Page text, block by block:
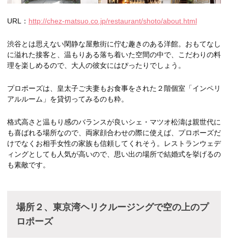
URL： http://chez-matsuo.co.jp/restaurant/shoto/about.html
渋谷とは思えない閑静な屋敷街に佇む趣きのある洋館。おもてなし
に溢れた接客と、温もりある落ち着いた空間の中で、こだわりの料
理を楽しめるので、大人の彼女にはぴったりでしょう。
プロポーズは、皇太子ご夫妻もお食事をされた２階個室「インペリ
アルルーム」を貸切ってみるのも粋。
格式高さと温もり感のバランスが良いシェ・マツオ松濤は親世代に
も喜ばれる場所なので、両家顔合わせの際に使えば、プロポーズだ
けでなくお相手女性の家族も信頼してくれそう。レストランウェデ
ィングとしても人気が高いので、思い出の場所で結婚式を挙げるの
も素敵です。
場所２、東京湾ヘリクルージングで空の上のプ
ロポーズ